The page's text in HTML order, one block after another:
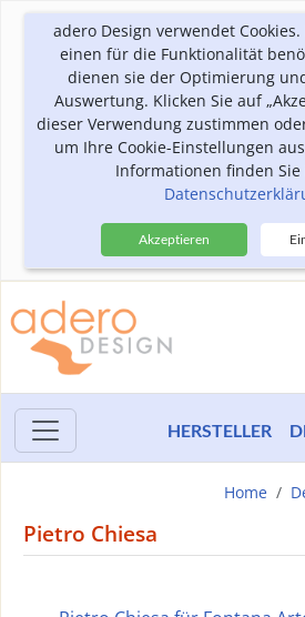
adero Design verwendet
einen für die Funktionalität
dienen sie der Optimierung
Auswertung. Klicken Sie auf
dieser Verwendung zustimmen
um Ihre Cookie-Einstellungen
Informationen finden
Akzeptieren
HERSTELLER
Home
Pietro Chiesa